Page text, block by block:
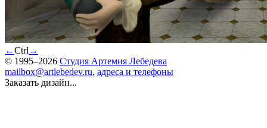
←Ctrl →
© 1995–2026 Студия Артемия Лебедева
mailbox@artlebedev.ru, адреса и телефоны
Заказать дизайн...